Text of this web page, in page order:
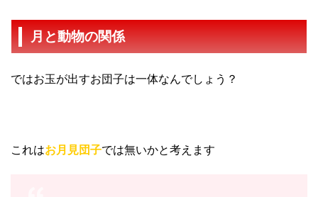
月と動物の関係
ではお玉が出すお団子は一体なんでしょう？
これはお月見団子では無いかと考えます